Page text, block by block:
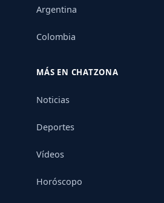
Argentina
Colombia
MÁS EN CHATZONA
Noticias
Deportes
Vídeos
Horóscopo